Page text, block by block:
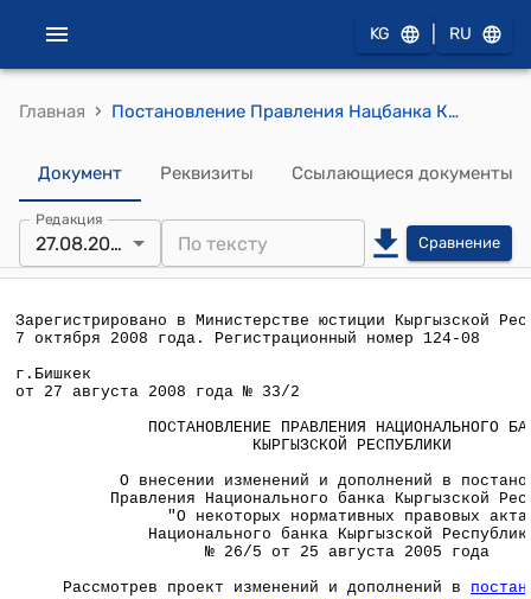
KG RU
Главная › Постановление Правления Нацбанка КР от 27 августа 2008 года № 33/2 "О внесении изменений и дополнений в постановление Правления Национального банка Кыргызской Республики "О некоторых нормативных правовых актах Национального банка Кыргызской Республики" № 26/5 от 25 августа 2005 года"
Документ Реквизиты Ссылающиеся документы
Редакция
27.08.2008 Сравнение